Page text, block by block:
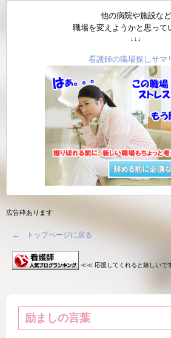
他の病院や施設など
職場を変えようかと思って
↓↓↓
看護師の職場探しサマ
広告枠あります
← トップページに戻る
≪≪ 応援してくれると嬉しいで
励ましの言葉